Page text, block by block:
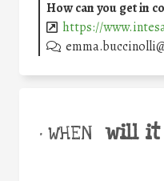
How can you get in
https://
• WHEN will it